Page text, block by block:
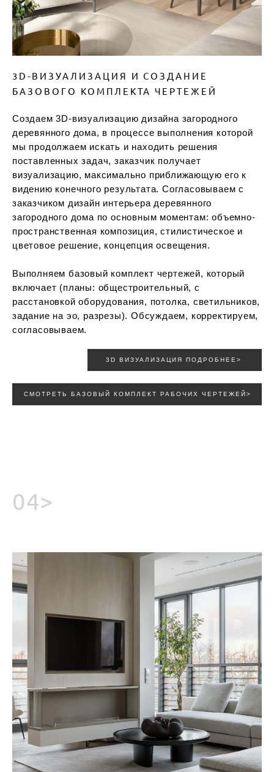
3D-ВИЗУАЛИЗАЦИЯ И СОЗДАНИЕ
БАЗОВОГО КОМПЛЕКТА ЧЕРТЕЖЕЙ
Создаем 3D-визуализацию дизайна загородного
деревянного дома, в процессе выполнения которой
мы продолжаем искать и находить решения
поставленных задач, заказчик получает
визуализацию, максимально приближающую его к
видению конечного результата. Согласовываем с
заказчиком дизайн интерьера деревянного
загородного дома по основным моментам: объемно-
пространственная композиция, стилистическое и
цветовое решение, концепция освещения.
Выполняем базовый комплект чертежей, который
включает (планы: общестроительный, с
расстановкой оборудования, потолка, светильников,
задание на эо, разрезы). Обсуждаем, корректируем,
согласовываем.
3D ВИЗУАЛИЗАЦИЯ ПОДРОБНЕЕ>
СМОТРЕТЬ БАЗОВЫЙ КОМПЛЕКТ РАБОЧИХ ЧЕРТЕЖЕЙ>
04>